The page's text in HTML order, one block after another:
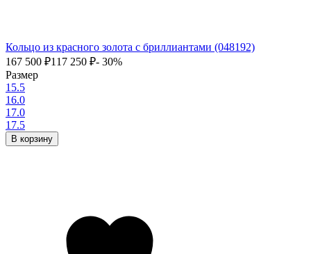
Кольцо из красного золота с бриллиантами (048192)
167 500 ₽117 250 ₽- 30%
Размер
15.5
16.0
17.0
17.5
В корзину